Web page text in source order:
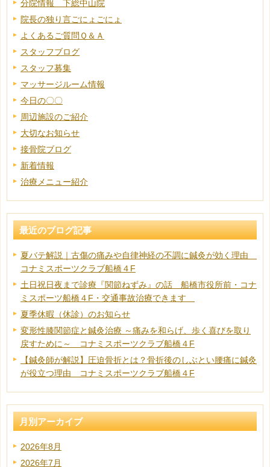
分院情報 下総中山院
院長の独り言ごにょごにょ
よくあるご質問Ｑ＆Ａ
スタッフブログ
スタッフ募集
マッサージルーム情報
今日の〇〇
周辺施設のご紹介
大切なお知らせ
接骨院ブログ
新着情報
治療メニュー紹介
最近のブログ記事
夏バテ解説｜古傷の痛みや自律神経の不調に鍼灸が効く理由
コナミスポーツクラブ船橋４F
土日祝日夜まで診療『関節ねずみ』の話 船橋市役所前・コナ
ミスポーツ船橋４F・交通事故治療できます
夏季休暇（休診）のお知らせ
変形性膝関節症と鍼灸治療 ～痛みを和らげ、歩く喜びを取り
戻すために～ コナミスポーツクラブ船橋４F
【鍼灸師が解説】圧迫骨折とは？骨折後のしぶとい腰痛に鍼灸
が役立つ理由 コナミスポーツクラブ船橋４F
月別アーカイブ
2026年8月
2026年7月